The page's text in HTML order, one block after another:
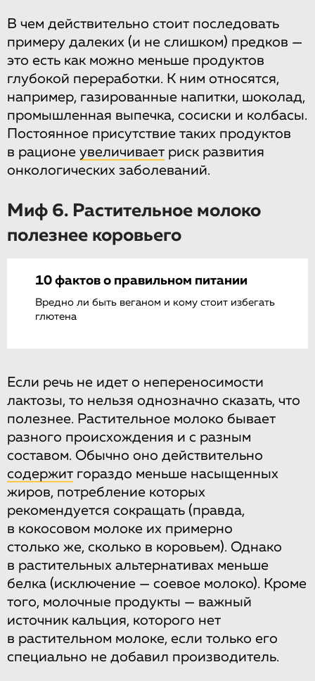
В чем действительно стоит последовать
примеру далеких (и не слишком) предков —
это есть как можно меньше продуктов
глубокой переработки. К ним относятся,
например, газированные напитки, шоколад,
промышленная выпечка, сосиски и колбасы.
Постоянное присутствие таких продуктов
в рационе увеличивает риск развития
онкологических заболеваний.
Миф 6. Растительное молоко
полезнее коровьего
10 фактов о правильном питании
Вредно ли быть веганом и кому стоит избегать
глютена
Если речь не идет о непереносимости
лактозы, то нельзя однозначно сказать, что
полезнее. Растительное молоко бывает
разного происхождения и с разным
составом. Обычно оно действительно
содержит гораздо меньше насыщенных
жиров, потребление которых
рекомендуется сокращать (правда,
в кокосовом молоке их примерно
столько же, сколько в коровьем). Однако
в растительных альтернативах меньше
белка (исключение — соевое молоко). Кроме
того, молочные продукты — важный
источник кальция, которого нет
в растительном молоке, если только его
специально не добавил производитель.